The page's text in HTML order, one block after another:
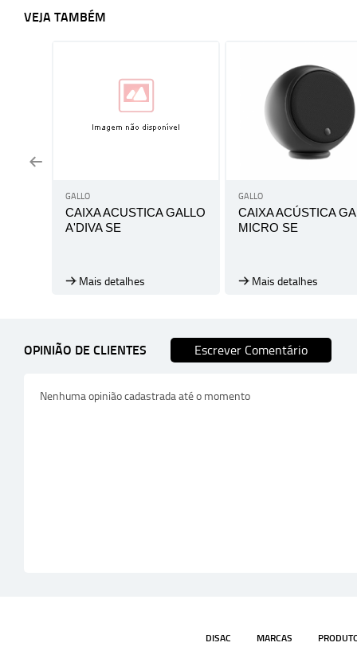
VEJA TAMBÉM
GALLO
CAIXA ACUSTICA GALLO
A'DIVA SE
Mais detalhes
GALLO
CAIXA ACÚSTICA
MICRO SE
Mais detalhes
OPINIÃO DE CLIENTES Escrever Comentário
Nenhuma opinião cadastrada até o momento
DISAC MARCAS